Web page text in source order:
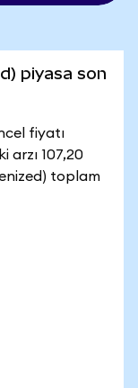
piyasa son
fiyatı
arzı 107,20
toplam